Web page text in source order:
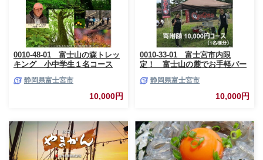
0010-48-01 富士山の森トレッ
キング 小中学生１名コース
静岡県富士宮市
10,000円
0010-33-01 富士宮市内限
定！ 富士山の麓でお手軽バー
（BBQ1人前）
静岡県富士宮市
10,000円